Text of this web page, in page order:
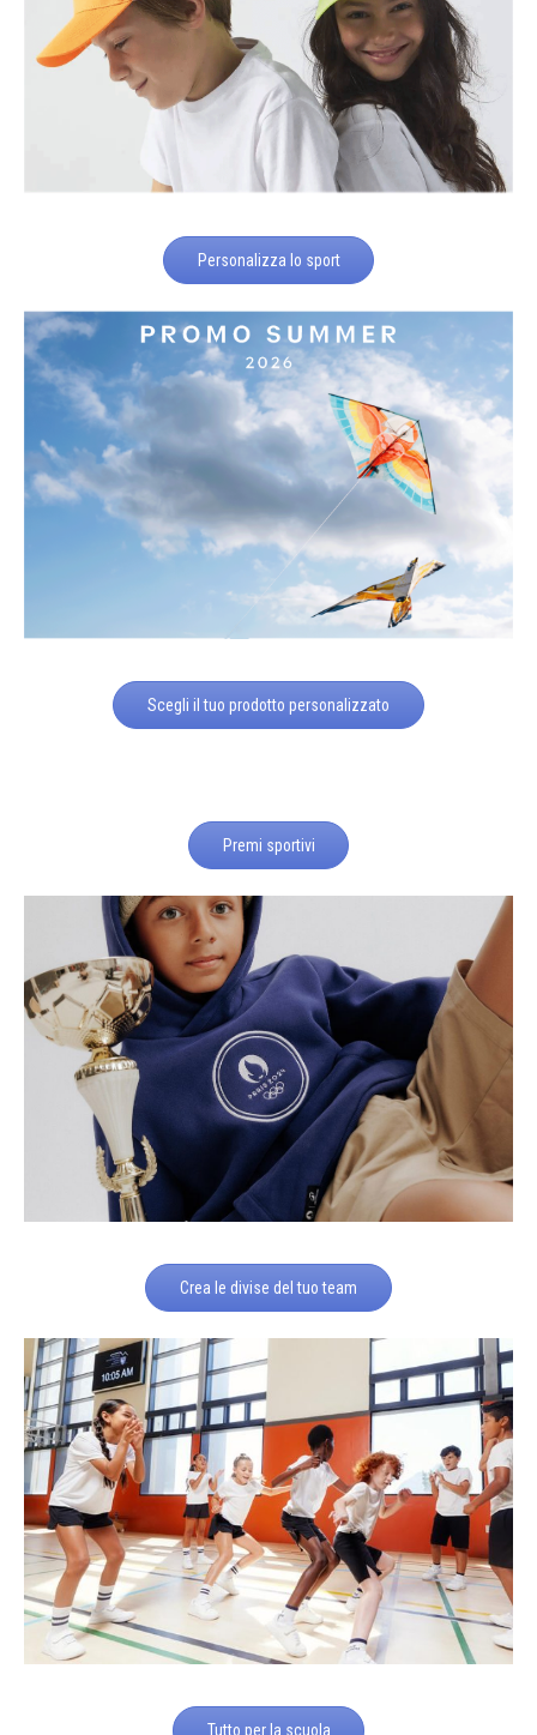
Personalizza lo sport
Scegli il tuo prodotto personalizzato
Premi sportivi
Crea le divise del tuo team
Tutto per la scuola